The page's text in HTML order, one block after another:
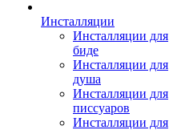
Инсталляции
Инсталляции для
биде
Инсталляции для
душа
Инсталляции для
писсуаров
Инсталляции для